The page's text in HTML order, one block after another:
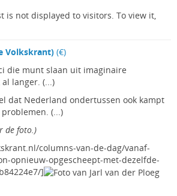
is not displayed to visitors. To view it,
Volkskrant) (€)
die munt slaan uit imaginaire
langer. (...)
dat Nederland ondertussen ook kampt
(...)
de foto.)
columns-van-de-dag/vanaf-
opnieuw-opgescheept-met-dezelfde-
]